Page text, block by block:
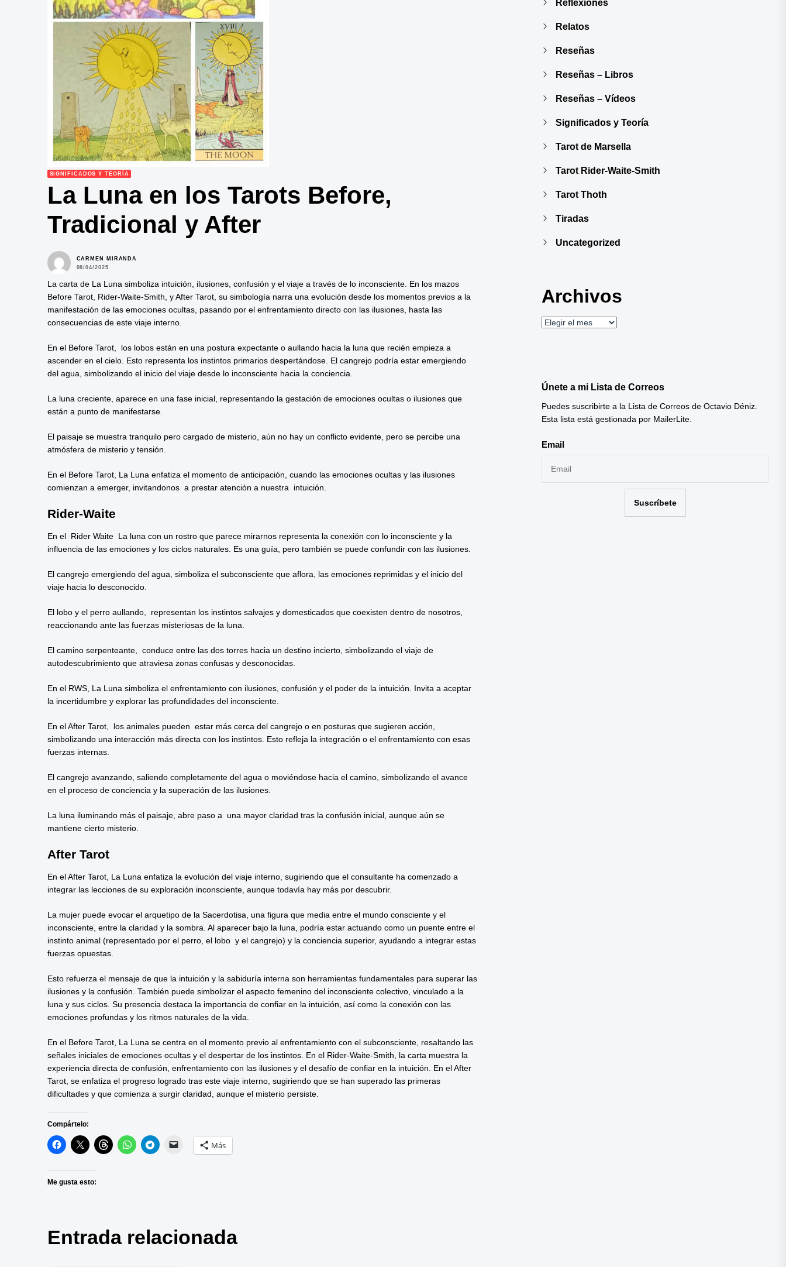
SIGNIFICADOS Y TEORÍA
La Luna en los Tarots Before,
Tradicional y After
CARMEN MIRANDA
08/04/2025
La carta de La Luna simboliza intuición, ilusiones, confusión y el viaje a través de lo inconsciente. En los mazos
Before Tarot, Rider-Waite-Smith, y After Tarot, su simbología narra una evolución desde los momentos previos a la
manifestación de las emociones ocultas, pasando por el enfrentamiento directo con las ilusiones, hasta las
consecuencias de este viaje interno.
En el Before Tarot, los lobos están en una postura expectante o aullando hacia la luna que recién empieza a
ascender en el cielo. Esto representa los instintos primarios despertándose. El cangrejo podría estar emergiendo
del agua, simbolizando el inicio del viaje desde lo inconsciente hacia la conciencia.
La luna creciente, aparece en una fase inicial, representando la gestación de emociones ocultas o ilusiones que
están a punto de manifestarse.
El paisaje se muestra tranquilo pero cargado de misterio, aún no hay un conflicto evidente, pero se percibe una
atmósfera de misterio y tensión.
En el Before Tarot, La Luna enfatiza el momento de anticipación, cuando las emociones ocultas y las ilusiones
comienzan a emerger, invitandonos a prestar atención a nuestra intuición.
Rider-Waite
En el Rider Waite La luna con un rostro que parece mirarnos representa la conexión con lo inconsciente y la
influencia de las emociones y los ciclos naturales. Es una guía, pero también se puede confundir con las ilusiones.
El cangrejo emergiendo del agua, simboliza el subconsciente que aflora, las emociones reprimidas y el inicio del
viaje hacia lo desconocido.
El lobo y el perro aullando, representan los instintos salvajes y domesticados que coexisten dentro de nosotros,
reaccionando ante las fuerzas misteriosas de la luna.
El camino serpenteante, conduce entre las dos torres hacia un destino incierto, simbolizando el viaje de
autodescubrimiento que atraviesa zonas confusas y desconocidas.
En el RWS, La Luna simboliza el enfrentamiento con ilusiones, confusión y el poder de la intuición. Invita a aceptar
la incertidumbre y explorar las profundidades del inconsciente.
En el After Tarot, los animales pueden estar más cerca del cangrejo o en posturas que sugieren acción,
simbolizando una interacción más directa con los instintos. Esto refleja la integración o el enfrentamiento con esas
fuerzas internas.
El cangrejo avanzando, saliendo completamente del agua o moviéndose hacia el camino, simbolizando el avance
en el proceso de conciencia y la superación de las ilusiones.
La luna iluminando más el paisaje, abre paso a una mayor claridad tras la confusión inicial, aunque aún se
mantiene cierto misterio.
After Tarot
En el After Tarot, La Luna enfatiza la evolución del viaje interno, sugiriendo que el consultante ha comenzado a
integrar las lecciones de su exploración inconsciente, aunque todavía hay más por descubrir.
La mujer puede evocar el arquetipo de la Sacerdotisa, una figura que media entre el mundo consciente y el
inconsciente, entre la claridad y la sombra. Al aparecer bajo la luna, podría estar actuando como un puente entre el
instinto animal (representado por el perro, el lobo y el cangrejo) y la conciencia superior, ayudando a integrar estas
fuerzas opuestas.
Esto refuerza el mensaje de que la intuición y la sabiduría interna son herramientas fundamentales para superar las
ilusiones y la confusión. También puede simbolizar el aspecto femenino del inconsciente colectivo, vinculado a la
luna y sus ciclos. Su presencia destaca la importancia de confiar en la intuición, así como la conexión con las
emociones profundas y los ritmos naturales de la vida.
En el Before Tarot, La Luna se centra en el momento previo al enfrentamiento con el subconsciente, resaltando las
señales iniciales de emociones ocultas y el despertar de los instintos. En el Rider-Waite-Smith, la carta muestra la
experiencia directa de confusión, enfrentamiento con las ilusiones y el desafío de confiar en la intuición. En el After
Tarot, se enfatiza el progreso logrado tras este viaje interno, sugiriendo que se han superado las primeras
dificultades y que comienza a surgir claridad, aunque el misterio persiste.
Compártelo:
Más
Me gusta esto:
Entrada relacionada
Reflexiones
Relatos
Reseñas
Reseñas – Libros
Reseñas – Vídeos
Significados y Teoría
Tarot de Marsella
Tarot Rider-Waite-Smith
Tarot Thoth
Tiradas
Uncategorized
Archivos
Archivos
Únete a mi Lista de Correos
Puedes suscribirte a la Lista de Correos de Octavio Déniz.
Esta lista está gestionada por MailerLite.
Email
Suscríbete